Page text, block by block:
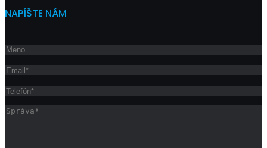
NAPÍŠTE NÁM